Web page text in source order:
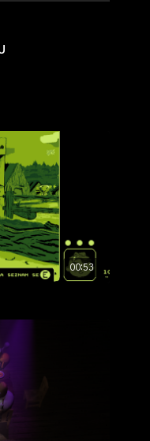
Hra kombinuje
rébusy, najít
00:53